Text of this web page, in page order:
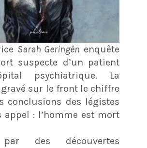
Sarah Geringën enquête
suspecte d’un patient
psychiatrique. La
sur le front le chiffre
conclusions des légistes
appel : l’homme est mort
des découvertes